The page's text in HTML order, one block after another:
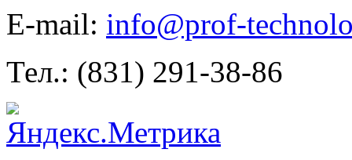
E-mail: info@prof-
Тел.: (831) 291-38-86